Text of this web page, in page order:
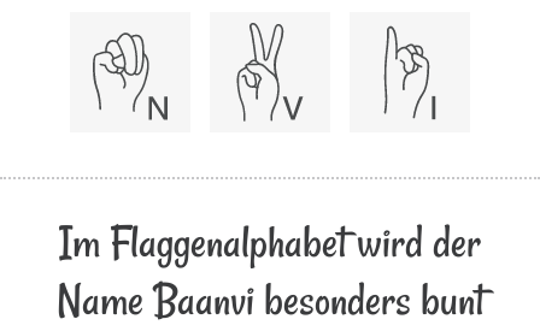
Im Flaggenalphabet wird der
Name Baanvi besonders bunt